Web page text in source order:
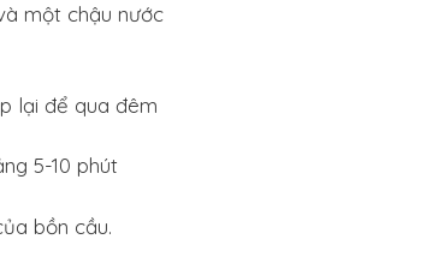
một chậu nước
lại để qua đêm
5-10 phút
bồn cầu.